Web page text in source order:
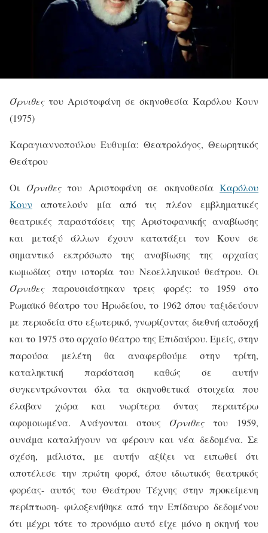
Όρνιθεςτου Αριστοφάνη σε σκηνοθεσία Καρόλου Κουν
(1975)
Καραγιαννοπούλου Ευθυμία: Θεατρολόγος, Θεωρητικός
Θεάτρου
Οι Όρνιθεςτου Αριστοφάνη σε σκηνοθεσία Καρόλου
Κουν αποτελούν μία από τις πλέον εμβληματικές
θεατρικές παραστάσεις της Αριστοφανικής αναβίωσης
και μεταξύ άλλων έχουν κατατάξει τον Κουν σε
σημαντικό εκπρόσωπο της αναβίωσης της αρχαίας
κωμωδίας στην ιστορία του Νεοελληνικού θεάτρου. Οι
Όρνιθεςπαρουσιάστηκαν τρεις φορές: το 1959 στο
Ρωμαϊκό θέατρο του Ηρωδείου, το 1962 όπου ταξιδεύουν
με περιοδεία στο εξωτερικό, γνωρίζοντας διεθνή αποδοχή
και το 1975 στο αρχαίο θέατρο της Επιδαύρου. Εμείς, στην
παρούσα μελέτη θα αναφερθούμε στην τρίτη,
καταληκτική παράσταση καθώς σε αυτήν
συγκεντρώνονται όλα τα σκηνοθετικά στοιχεία που
έλαβαν χώρα και νωρίτερα όντας περαιτέρω
αφομοιωμένα. Ανάγονται στους Όρνιθεςτου 1959,
συνάμα καταλήγουν να φέρουν και νέα δεδομένα. Σε
σχέση, μάλιστα, με αυτήν αξίζει να ειπωθεί ότι
αποτέλεσε την πρώτη φορά, όπου ιδιωτικός θεατρικός
φορέας- αυτός του Θεάτρου Τέχνης στην προκείμενη
περίπτωση- φιλοξενήθηκε από την Επίδαυρο δεδομένου
ότι μέχρι τότε το προνόμιο αυτό είχε μόνο η σκηνή του